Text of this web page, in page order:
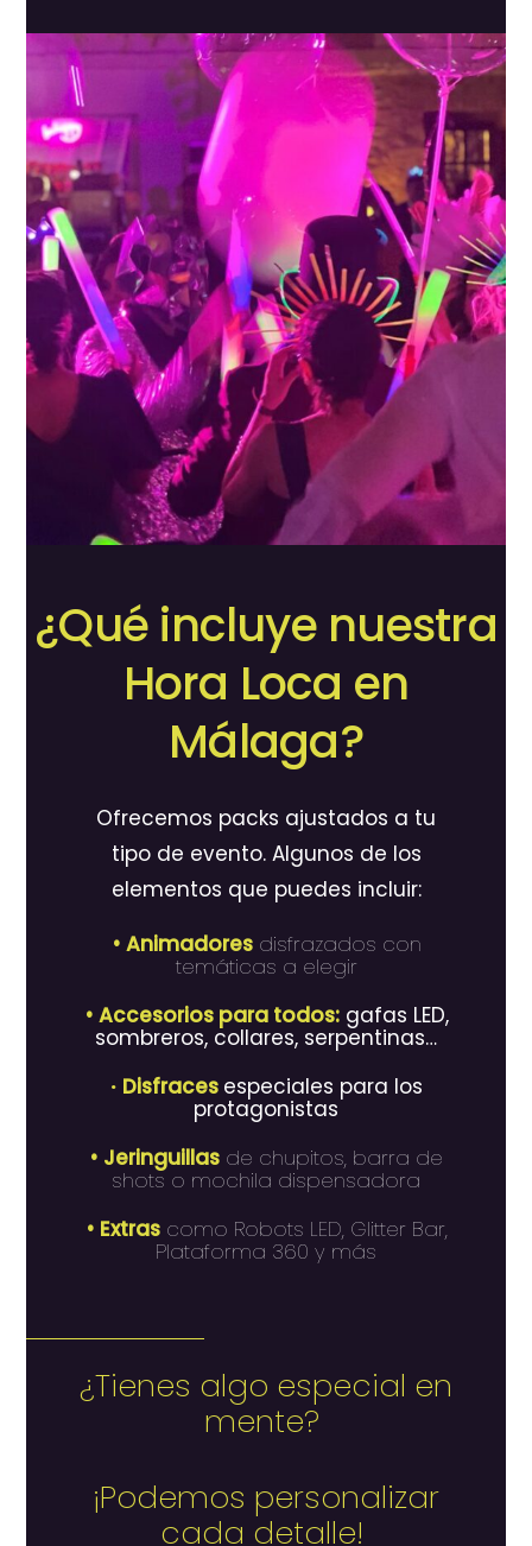
¿Qué incluye nuestra
Hora Loca en
Málaga?
Ofrecemos packs ajustados a tu
tipo de evento. Algunos de los
elementos que puedes incluir:
• Animadoresdisfrazados con
temáticas a elegir
• Accesorios para todos: gafas LED,
sombreros, collares, serpentinas…
• Disfraces especiales para los
protagonistas
• Jeringuillas de chupitos, barra de
shots o mochila dispensadora
• Extrascomo Robots LED, Glitter Bar,
Plataforma 360 y más
¿Tienes algo especial en
mente?
¡Podemos personalizar
cada detalle!